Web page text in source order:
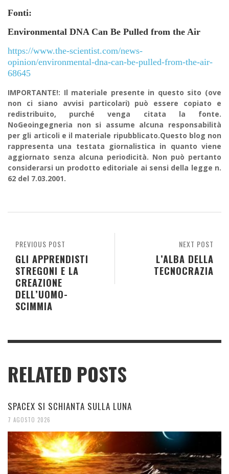
Fonti:
Environmental DNA Can Be Pulled from the Air
https://www.the-scientist.com/news-
opinion/environmental-dna-can-be-pulled-from-the-air-
68645
IMPORTANTE!: Il materiale presente in questo sito (ove
non ci siano avvisi particolari) può essere copiato e
redistribuito, purché venga citata la fonte.
NoGeoingegneria non si assume alcuna responsabilità
per gli articoli e il materiale ripubblicato.Questo blog non
rappresenta una testata giornalistica in quanto viene
aggiornato senza alcuna periodicità. Non può pertanto
considerarsi un prodotto editoriale ai sensi della legge n.
62 del 7.03.2001.
NEXT POST
L’ALBA DELLA
TECNOCRAZIA
PREVIOUS POST
GLI APPRENDISTI
STREGONI E LA
CREAZIONE
DELL’UOMO-
SCIMMIA
RELATED POSTS
SPACEX SI SCHIANTA SULLA LUNA
7 AGOSTO 2026